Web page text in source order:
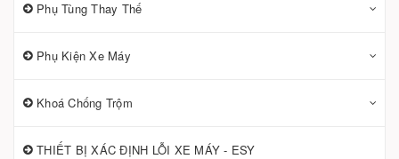
Phụ Tùng Thay Thế
Phụ Kiện Xe Máy
Khoá Chống Trộm
THIẾT BỊ XÁC ĐỊNH LỖI XE MÁY - ESY